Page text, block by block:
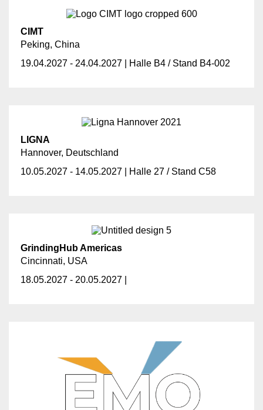
CIMT
Peking, China
19.04.2027 - 24.04.2027 | Halle B4 / Stand B4-002
LIGNA
Hannover, Deutschland
10.05.2027 - 14.05.2027 | Halle 27 / Stand C58
GrindingHub Americas
Cincinnati, USA
18.05.2027 - 20.05.2027 |